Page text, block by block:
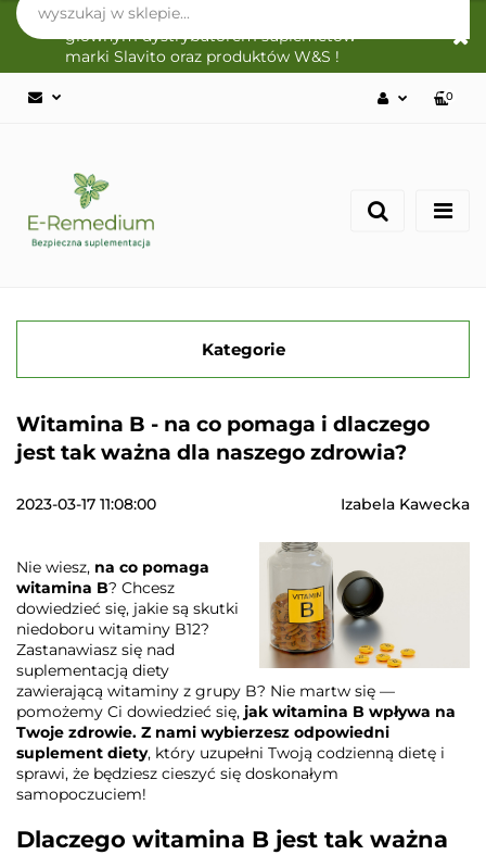
Sklep Internetowy E-Remedium jest
głównym dystrybutorem suplemetów
marki Slavito oraz produktów W&S !
0
Kategorie
Witamina B - na co pomaga i dlaczego
jest tak ważna dla naszego zdrowia?
2023-03-17 11:08:00 Izabela Kawecka
Nie wiesz, na co pomaga
witamina B? Chcesz
dowiedzieć się, jakie są skutki
niedoboru witaminy B12?
Zastanawiasz się nad
suplementacją diety
zawierającą witaminy z grupy B? Nie martw się —
pomożemy Ci dowiedzieć się, jak witamina B wpływa na
Twoje zdrowie. Z nami wybierzesz odpowiedni
suplement diety, który uzupełni Twoją codzienną dietę i
sprawi, że będziesz cieszyć się doskonałym
samopoczuciem!
Dlaczego witamina B jest tak ważna